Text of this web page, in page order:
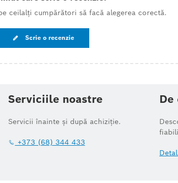
ceilalți cumpărători să facă alegerea corectă.
Scrie o recenzie
Serviciile noastre
Servicii înainte și după achiziție.
+373 (68) 344 433
De